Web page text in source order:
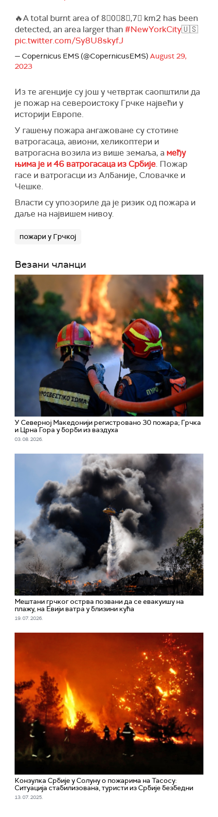
🔥A total burnt area of 8⃣0⃣8⃣,7⃣ km2 has been
detected, an area larger than #NewYorkCity🇺🇸
pic.twitter.com/Sy8U8skyfJ
— Copernicus EMS (@CopernicusEMS) August 29,
2023
Из те агенције су још у четвртак саопштили да
је пожар на североистоку Грчке највећи у
историји Европе.
У гашењу пожара ангажоване су стотине
ватрогасаца, авиони, хеликоптери и
ватрогасна возила из више земаља, а међу
њима је и 46 ватрогасаца из Србије. Пожар
гасе и ватрогасци из Албаније, Словачке и
Чешке.
Власти су упозориле да је ризик од пожара и
даље на највишем нивоу.
пожари у Грчкој
Везани чланци
У Северној Македонији регистровано 30 пожара; Грчка
и Црна Гора у борби из ваздуха
03. 08. 2026.
Мештани грчког острва позвани да се евакуишу на
плажу, на Евији ватра у близини кућа
19. 07. 2026.
Конзулка Србије у Солуну о пожарима на Тасосу:
Ситуација стабилизована, туристи из Србије безбедни
13. 07. 2025.